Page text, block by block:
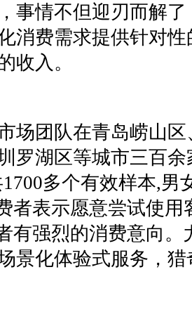
事情不但迎刃而解
消费需求提供针对
收入。
场团队在青岛崂山
罗湖区等城市三百
多个有效样本,男
者表示愿意尝试使
有强烈的消费意向。
景化体验式服务，